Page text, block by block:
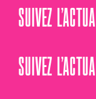
SUIVEZ
SUIVEZ